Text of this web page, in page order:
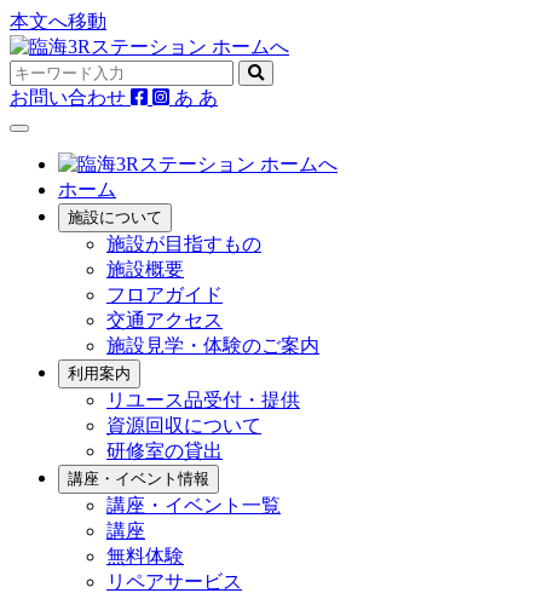
本文へ移動
お問い合わせ あ あ
ホーム
施設について
施設が目指すもの
施設概要
フロアガイド
交通アクセス
施設見学・体験のご案内
利用案内
リユース品受付・提供
資源回収について
研修室の貸出
講座・イベント情報
講座・イベント一覧
講座
無料体験
リペアサービス